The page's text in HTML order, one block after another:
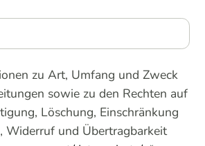
zu Art, Umfang und Zweck
sowie zu den Rechten auf
Löschung, Einschränkung
Widerruf und Übertragbarkeit